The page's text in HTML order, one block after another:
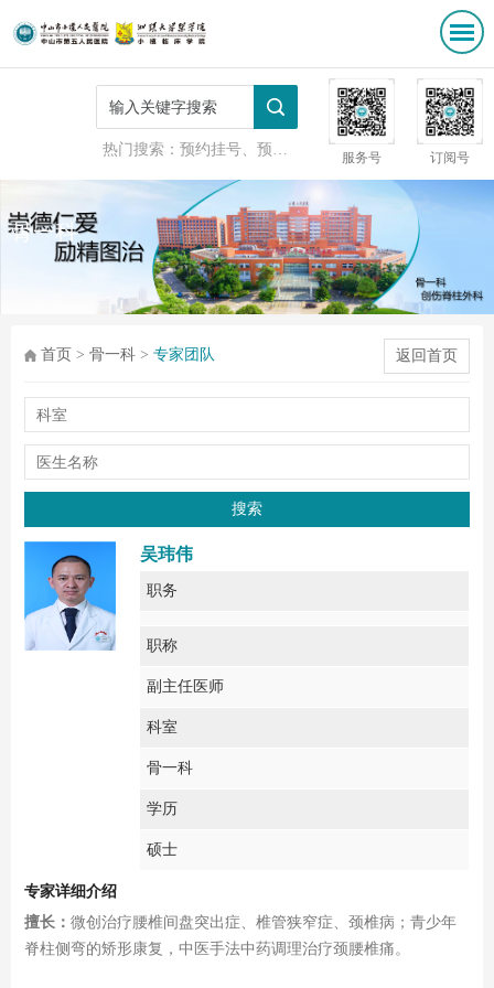
热门搜索：预约挂号、预防接种 服务号 订阅号
骨一科
返回首页
首页 >骨一科 >专家团队
吴玮伟
职务
职称
副主任医师
科室
骨一科
学历
硕士
专家详细介绍
擅长：微创治疗腰椎间盘突出症、椎管狭窄症、颈椎病；青少年
脊柱侧弯的矫形康复，中医手法中药调理治疗颈腰椎痛。